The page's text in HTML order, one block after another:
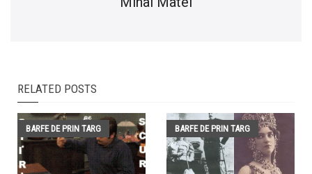
RELATED POSTS
BARFE DE PRIN TARG BARFE DE PRIN TARG